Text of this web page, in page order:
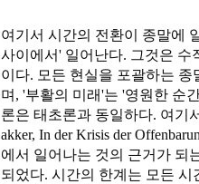
여기서 시간의 전환이 종말에
사이에서' 일어난다. 그것은
이다. 모든 현실을 포괄하는
며, '부활의 미래'는 '영원한 순
론은 태초론과 동일하다. 여기
akker, In der Krisis der
에서 일어나는 것의 근거가 되
되었다. 시간의 한계는 모든